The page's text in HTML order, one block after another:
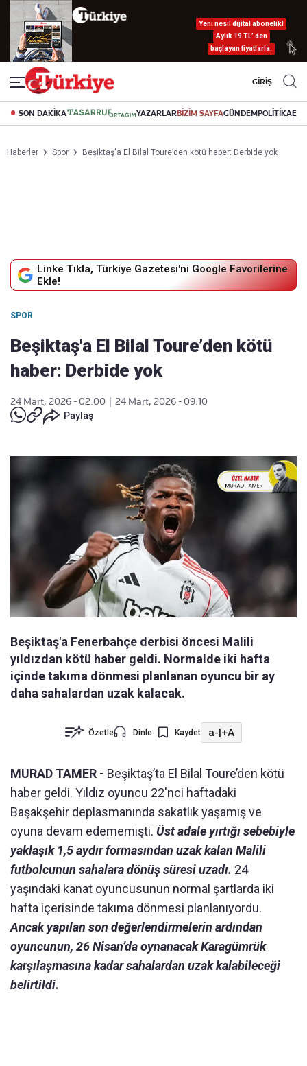
Yeni nesil dijital abonelik!
Aylık 19 TL’ den
başlayan fiyatlarla.
GİRİŞ
SON DAKİKA YAZARLARBİZİM SAYFAGÜNDEMPOLİTİKA
Haberler Spor Beşiktaş'a El Bilal Toure’den kötü haber: Derbide yok
Linke Tıkla, Türkiye Gazetesi'ni Google Favorilerine
Ekle!
SPOR
Beşiktaş'a El Bilal Toure’den kötü
haber: Derbide yok
24 Mart, 2026 - 02:00
24 Mart, 2026 - 09:10
Paylaş
Beşiktaş'a Fenerbahçe derbisi öncesi Malili
yıldızdan kötü haber geldi. Normalde iki hafta
içinde takıma dönmesi planlanan oyuncu bir ay
daha sahalardan uzak kalacak.
Özetle Dinle Kaydet a-|+A
MURAD TAMER - Beşiktaş’ta El Bilal Toure’den kötü
haber geldi. Yıldız oyuncu 22'nci haftadaki
Başakşehir deplasmanında sakatlık yaşamış ve
oyuna devam edememişti. Üst adale yırtığı sebebiyle
yaklaşık 1,5 aydır formasından uzak kalan Malili
futbolcunun sahalara dönüş süresi uzadı. 24
yaşındaki kanat oyuncusunun normal şartlarda iki
hafta içerisinde takıma dönmesi planlanıyordu.
Ancak yapılan son değerlendirmelerin ardından
oyuncunun, 26 Nisan’da oynanacak Karagümrük
karşılaşmasına kadar sahalardan uzak kalabileceği
belirtildi.